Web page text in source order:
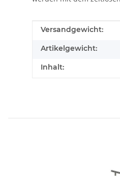
Produkteigenschaft
Wert
Versandgewicht:
Artikelgewicht:
Inhalt: